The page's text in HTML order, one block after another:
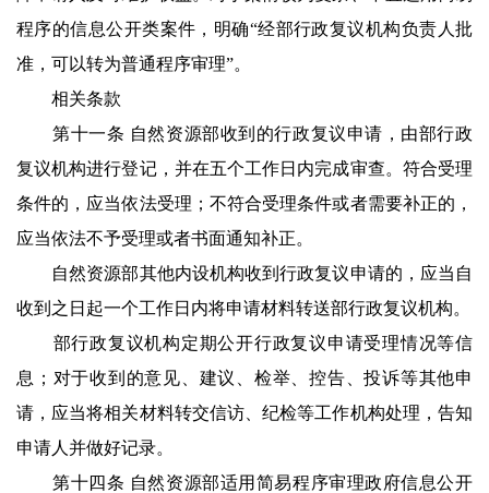
程序的信息公开类案件，明确“经部行政复议机构负责人批
准，可以转为普通程序审理”。
相关条款
第十一条 自然资源部收到的行政复议申请，由部行政
复议机构进行登记，并在五个工作日内完成审查。符合受理
条件的，应当依法受理；不符合受理条件或者需要补正的，
应当依法不予受理或者书面通知补正。
自然资源部其他内设机构收到行政复议申请的，应当自
收到之日起一个工作日内将申请材料转送部行政复议机构。
部行政复议机构定期公开行政复议申请受理情况等信
息；对于收到的意见、建议、检举、控告、投诉等其他申
请，应当将相关材料转交信访、纪检等工作机构处理，告知
申请人并做好记录。
第十四条 自然资源部适用简易程序审理政府信息公开